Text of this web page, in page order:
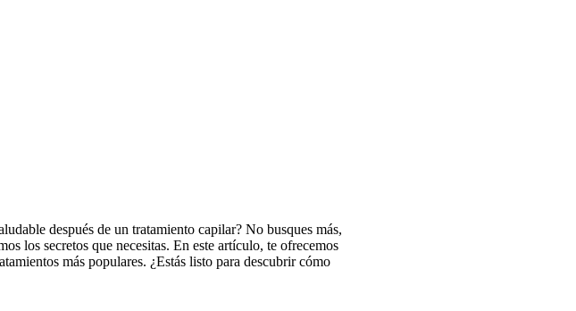
después de un tratamiento capilar? No busques más,
los secretos que necesitas. En este artículo, te ofrecemos
más populares. ¿Estás listo para descubrir cómo